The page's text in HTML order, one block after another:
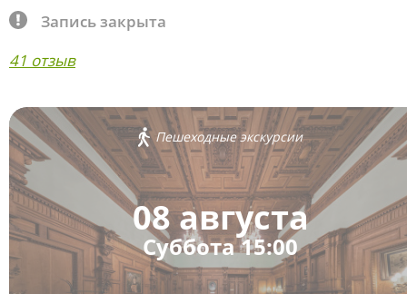
Запись закрыта
41 отзыв
Пешеходные экскурсии
08 августа
Суббота 15:00